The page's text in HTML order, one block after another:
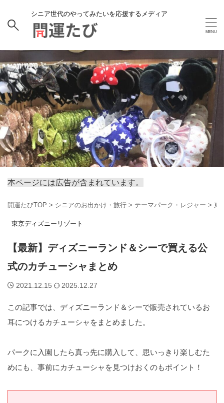
シニア世代のやってみたいを応援するメディア
本ページには広告が含まれています。
開運たびTOP > シニアのお出かけ・旅行 > テーマパーク・レジャー > 東
東京ディズニーリゾート
【最新】ディズニーランド＆シーで買える公
式のカチューシャまとめ
2021.12.15 2025.12.27
この記事では、ディズニーランド＆シーで販売されているお
耳につけるカチューシャをまとめました。
パークに入園したら真っ先に購入して、思いっきり楽しむた
めにも、事前にカチューシャを見つけおくのもポイント！